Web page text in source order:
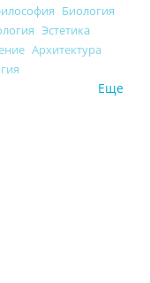
Биология
Эстетика
Архитектура
Еще